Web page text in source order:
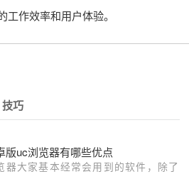
作效率和用户体验。
技巧
版uc浏览器有哪些优点
器大家基本经常会用到的软件，除了